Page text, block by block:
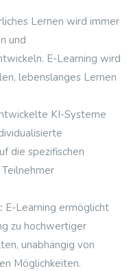
Lernen wird immer
und
E-Learning wird
lebenslanges Lernen
KI-Systeme
die spezifischen
E-Learning ermöglicht
zu hochwertiger
unabhängig von
Möglichkeiten.